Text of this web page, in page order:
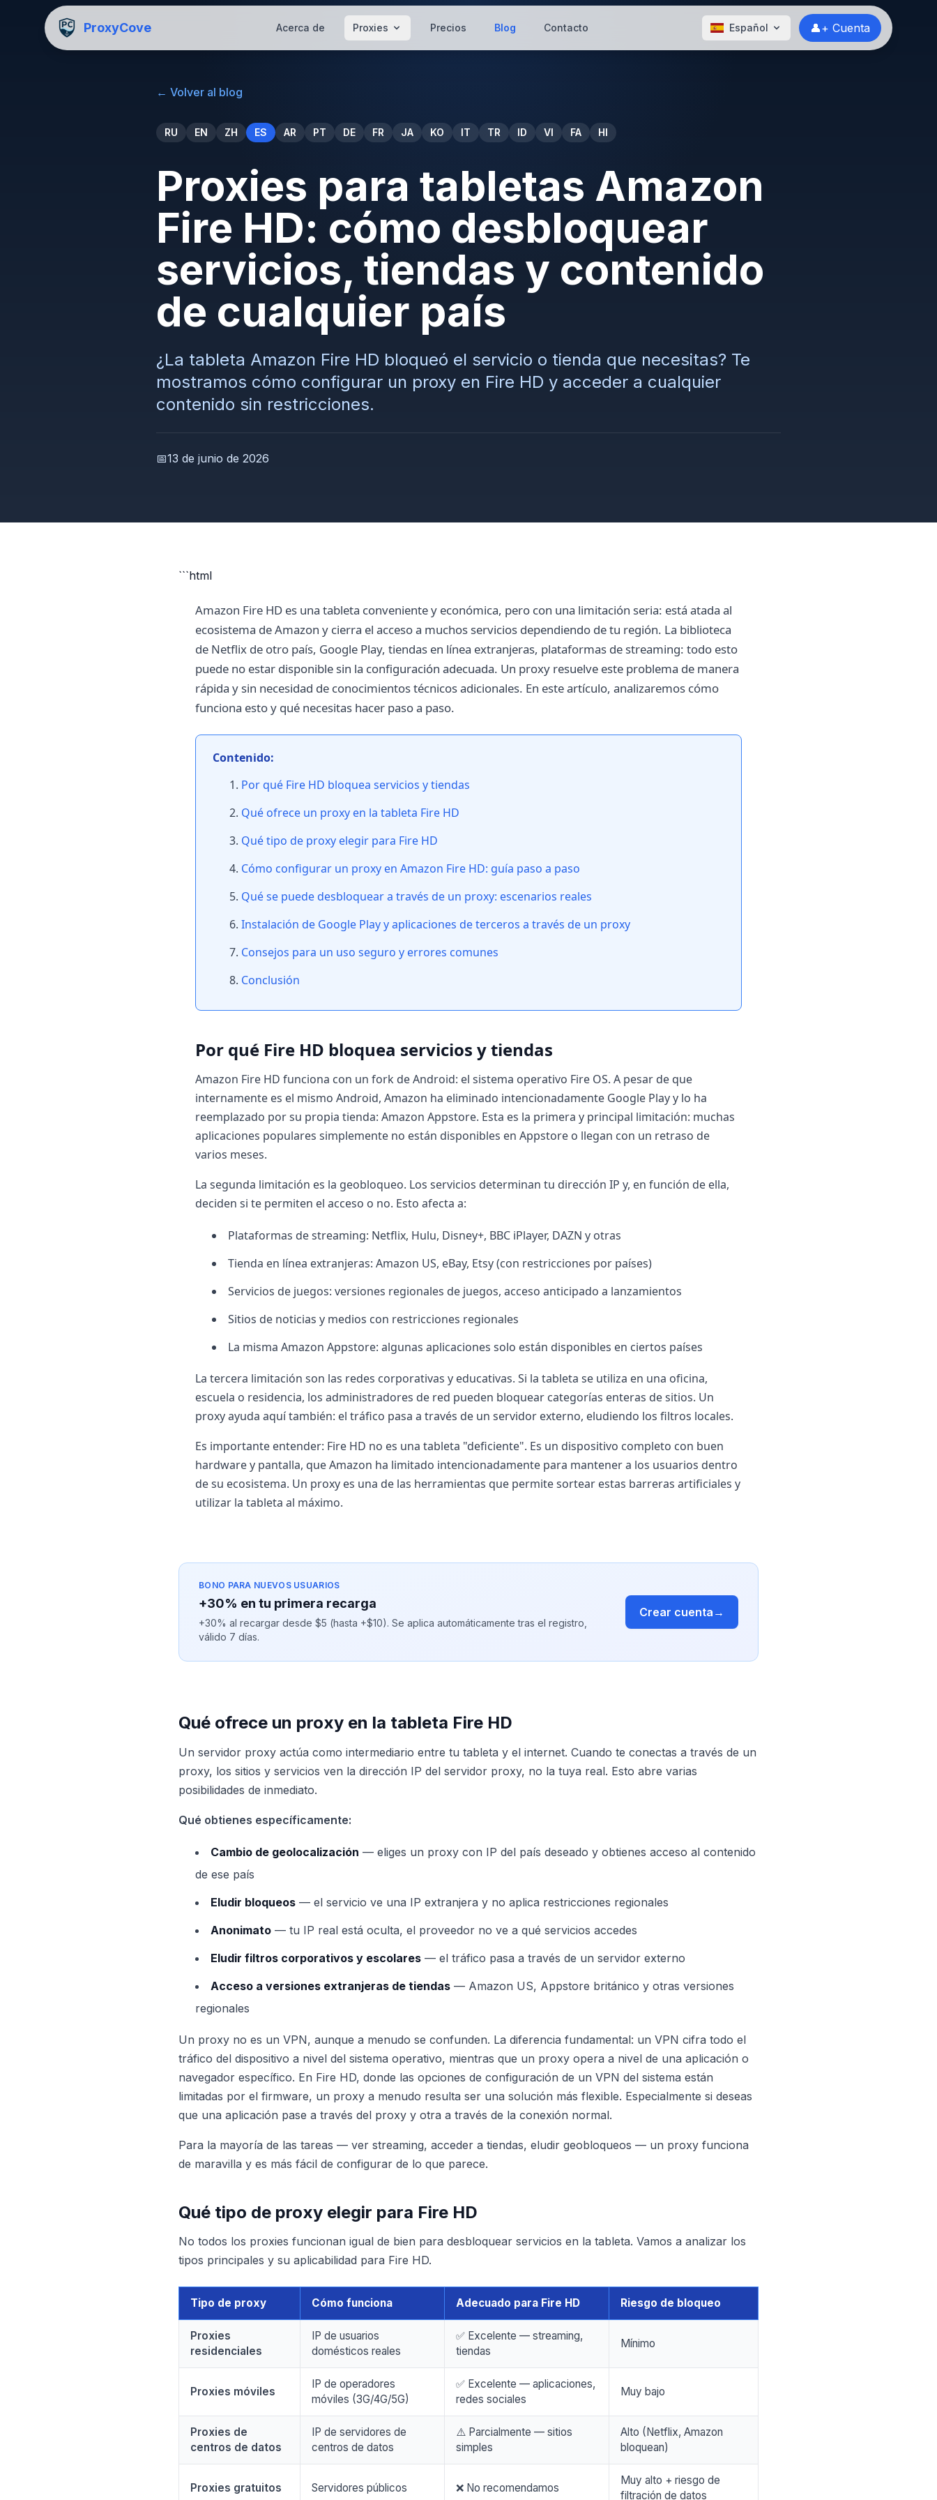
ProxyCove Acerca de Proxies Precios Blog Contacto Español 👤+ Cuenta
← Volver al blog
RU EN ZH ES AR PT DE FR JA KO IT TR ID VI FA HI
Proxies para tabletas Amazon
Fire HD: cómo desbloquear
servicios, tiendas y contenido
de cualquier país
¿La tableta Amazon Fire HD bloqueó el servicio o tienda que necesitas? Te
mostramos cómo configurar un proxy en Fire HD y acceder a cualquier
contenido sin restricciones.
📅13 de junio de 2026
```html
Amazon Fire HD es una tableta conveniente y económica, pero con una limitación seria: está atada al
ecosistema de Amazon y cierra el acceso a muchos servicios dependiendo de tu región. La biblioteca
de Netflix de otro país, Google Play, tiendas en línea extranjeras, plataformas de streaming: todo esto
puede no estar disponible sin la configuración adecuada. Un proxy resuelve este problema de manera
rápida y sin necesidad de conocimientos técnicos adicionales. En este artículo, analizaremos cómo
funciona esto y qué necesitas hacer paso a paso.
Contenido:
Por qué Fire HD bloquea servicios y tiendas
Qué ofrece un proxy en la tableta Fire HD
Qué tipo de proxy elegir para Fire HD
Cómo configurar un proxy en Amazon Fire HD: guía paso a paso
Qué se puede desbloquear a través de un proxy: escenarios reales
Instalación de Google Play y aplicaciones de terceros a través de un proxy
Consejos para un uso seguro y errores comunes
Conclusión
Por qué Fire HD bloquea servicios y tiendas
Amazon Fire HD funciona con un fork de Android: el sistema operativo Fire OS. A pesar de que
internamente es el mismo Android, Amazon ha eliminado intencionadamente Google Play y lo ha
reemplazado por su propia tienda: Amazon Appstore. Esta es la primera y principal limitación: muchas
aplicaciones populares simplemente no están disponibles en Appstore o llegan con un retraso de
varios meses.
La segunda limitación es la geobloqueo. Los servicios determinan tu dirección IP y, en función de ella,
deciden si te permiten el acceso o no. Esto afecta a:
Plataformas de streaming: Netflix, Hulu, Disney+, BBC iPlayer, DAZN y otras
Tienda en línea extranjeras: Amazon US, eBay, Etsy (con restricciones por países)
Servicios de juegos: versiones regionales de juegos, acceso anticipado a lanzamientos
Sitios de noticias y medios con restricciones regionales
La misma Amazon Appstore: algunas aplicaciones solo están disponibles en ciertos países
La tercera limitación son las redes corporativas y educativas. Si la tableta se utiliza en una oficina,
escuela o residencia, los administradores de red pueden bloquear categorías enteras de sitios. Un
proxy ayuda aquí también: el tráfico pasa a través de un servidor externo, eludiendo los filtros locales.
Es importante entender: Fire HD no es una tableta "deficiente". Es un dispositivo completo con buen
hardware y pantalla, que Amazon ha limitado intencionadamente para mantener a los usuarios dentro
de su ecosistema. Un proxy es una de las herramientas que permite sortear estas barreras artificiales y
utilizar la tableta al máximo.
BONO PARA NUEVOS USUARIOS
+30% en tu primera recarga
+30% al recargar desde $5 (hasta +$10). Se aplica automáticamente tras el registro,
válido 7 días.
Crear cuenta →
Qué ofrece un proxy en la tableta Fire HD
Un servidor proxy actúa como intermediario entre tu tableta y el internet. Cuando te conectas a través de un
proxy, los sitios y servicios ven la dirección IP del servidor proxy, no la tuya real. Esto abre varias
posibilidades de inmediato.
Qué obtienes específicamente:
Cambio de geolocalización — eliges un proxy con IP del país deseado y obtienes acceso al contenido
de ese país
Eludir bloqueos — el servicio ve una IP extranjera y no aplica restricciones regionales
Anonimato — tu IP real está oculta, el proveedor no ve a qué servicios accedes
Eludir filtros corporativos y escolares — el tráfico pasa a través de un servidor externo
Acceso a versiones extranjeras de tiendas — Amazon US, Appstore británico y otras versiones
regionales
Un proxy no es un VPN, aunque a menudo se confunden. La diferencia fundamental: un VPN cifra todo el
tráfico del dispositivo a nivel del sistema operativo, mientras que un proxy opera a nivel de una aplicación o
navegador específico. En Fire HD, donde las opciones de configuración de un VPN del sistema están
limitadas por el firmware, un proxy a menudo resulta ser una solución más flexible. Especialmente si deseas
que una aplicación pase a través del proxy y otra a través de la conexión normal.
Para la mayoría de las tareas — ver streaming, acceder a tiendas, eludir geobloqueos — un proxy funciona
de maravilla y es más fácil de configurar de lo que parece.
Qué tipo de proxy elegir para Fire HD
No todos los proxies funcionan igual de bien para desbloquear servicios en la tableta. Vamos a analizar los
tipos principales y su aplicabilidad para Fire HD.
Tipo de proxy Cómo funciona Adecuado para Fire HD Riesgo de bloqueo
Proxies
residenciales
IP de usuarios
domésticos reales
✅ Excelente — streaming,
tiendas
Mínimo
Proxies móviles
IP de operadores
móviles (3G/4G/5G)
✅ Excelente — aplicaciones,
redes sociales
Muy bajo
Proxies de
centros de datos
IP de servidores de
centros de datos
⚠️ Parcialmente — sitios
simples
Alto (Netflix, Amazon
bloquean)
Proxies gratuitos Servidores públicos ❌ No recomendamos
Muy alto + riesgo de
filtración de datos